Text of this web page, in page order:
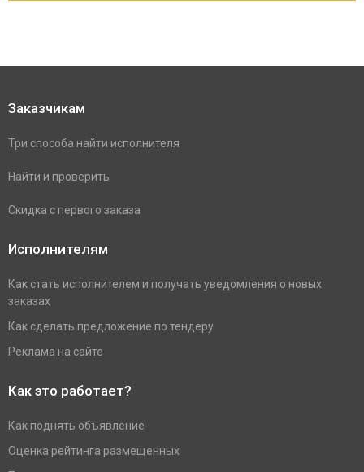
Заказчикам
Три способа найти исполнителя
Найти и проверить
Скидка с первого заказа
Исполнителям
Как стать исполнителем и получать уведомления о новых
заказах
Как сделать предложение по тендеру
Реклама на сайте
Как это работает?
Как поднять объявление
Оценка рейтинга размещенных